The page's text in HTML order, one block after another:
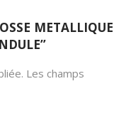
METALLIQUE
Les champs